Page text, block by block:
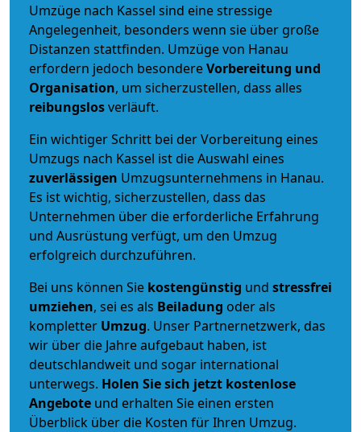
Umzüge nach Kassel sind eine stressige
Angelegenheit, besonders wenn sie über große
Distanzen stattfinden. Umzüge von Hanau
erfordern jedoch besondereVorbereitung und
Organisation, um sicherzustellen, dass alles
reibungslosverläuft.
Ein wichtiger Schritt bei der Vorbereitung eines
Umzugs nach Kassel ist die Auswahl eines
zuverlässigen Umzugsunternehmens in Hanau.
Es ist wichtig, sicherzustellen, dass das
Unternehmen über die erforderliche Erfahrung
und Ausrüstung verfügt, um den Umzug
erfolgreich durchzuführen.
Bei uns können Sie kostengünstig und stressfrei
umziehen, sei es als Beiladung oder als
kompletter Umzug. Unser Partnernetzwerk, das
wir über die Jahre aufgebaut haben, ist
deutschlandweit und sogar international
unterwegs. Holen Sie sich jetzt kostenlose
Angebote und erhalten Sie einen ersten
Überblick über die Kosten für Ihren Umzug.